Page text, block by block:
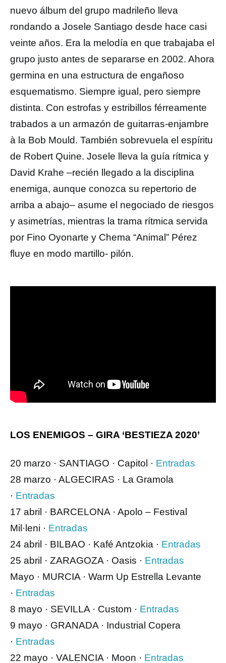
nuevo álbum del grupo madrileño lleva
rondando a Josele Santiago desde hace casi
veinte años. Era la melodía en que trabajaba el
grupo justo antes de separarse en 2002. Ahora
germina en una estructura de engañoso
esquematismo. Siempre igual, pero siempre
distinta. Con estrofas y estribillos férreamente
trabados a un armazón de guitarras-enjambre
à la Bob Mould. También sobrevuela el espíritu
de Robert Quine. Josele lleva la guía rítmica y
David Krahe –recién llegado a la disciplina
enemiga, aunque conozca su repertorio de
arriba a abajo– asume el negociado de riesgos
y asimetrías, mientras la trama rítmica servida
por Fino Oyonarte y Chema “Animal” Pérez
fluye en modo martillo- pilón.
LOS ENEMIGOS – GIRA ‘BESTIEZA 2020’
20 marzo · SANTIAGO · Capitol · Entradas
28 marzo · ALGECIRAS · La Gramola
· Entradas
17 abril · BARCELONA · Apolo – Festival
Mil·leni · Entradas
24 abril · BILBAO · Kafé Antzokia · Entradas
25 abril · ZARAGOZA · Oasis · Entradas
Mayo · MURCIA · Warm Up Estrella Levante
· Entradas
8 mayo · SEVILLA · Custom · Entradas
9 mayo · GRANADA · Industrial Copera
· Entradas
22 mayo · VALENCIA · Moon · Entradas